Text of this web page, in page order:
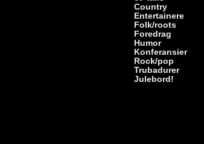
Country
Entertainere
Folk/roots
Foredrag
Humor
Konferansier
Rock/pop
Trubadurer
Julebord!